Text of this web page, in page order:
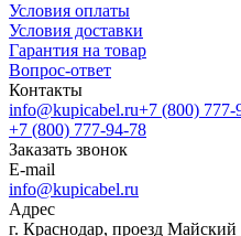
Условия оплаты
Условия доставки
Гарантия на товар
Вопрос-ответ
Контакты
info@kupicabel.ru+7 (800) 777-
+7 (800) 777-94-78
Заказать звонок
E-mail
info@kupicabel.ru
Адрес
г. Краснодар, проезд Майский